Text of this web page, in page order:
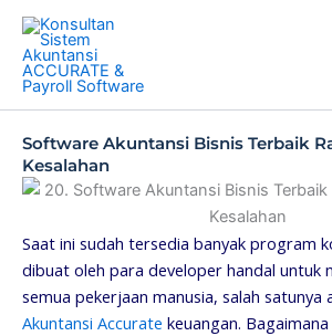
Skip
content
Software Akuntansi Bisnis Terbaik
Kesalahan
Saat ini sudah tersedia banyak program
dibuat oleh para developer handal untuk
semua pekerjaan manusia, salah satunya
Akuntansi Accurate keuangan.